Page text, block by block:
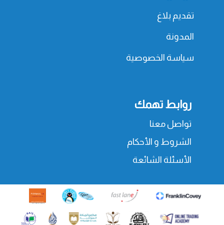
تقديم بلاغ
المدونة
سياسة الخصوصية
روابط تهمك
تواصل معنا
الشروط و الأحكام
الأسئلة الشائعة